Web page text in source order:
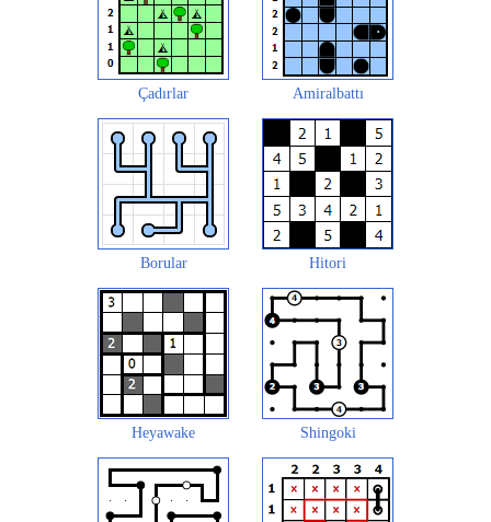
Çadırlar Amiralbattı
Borular Hitori
Heyawake Shingoki